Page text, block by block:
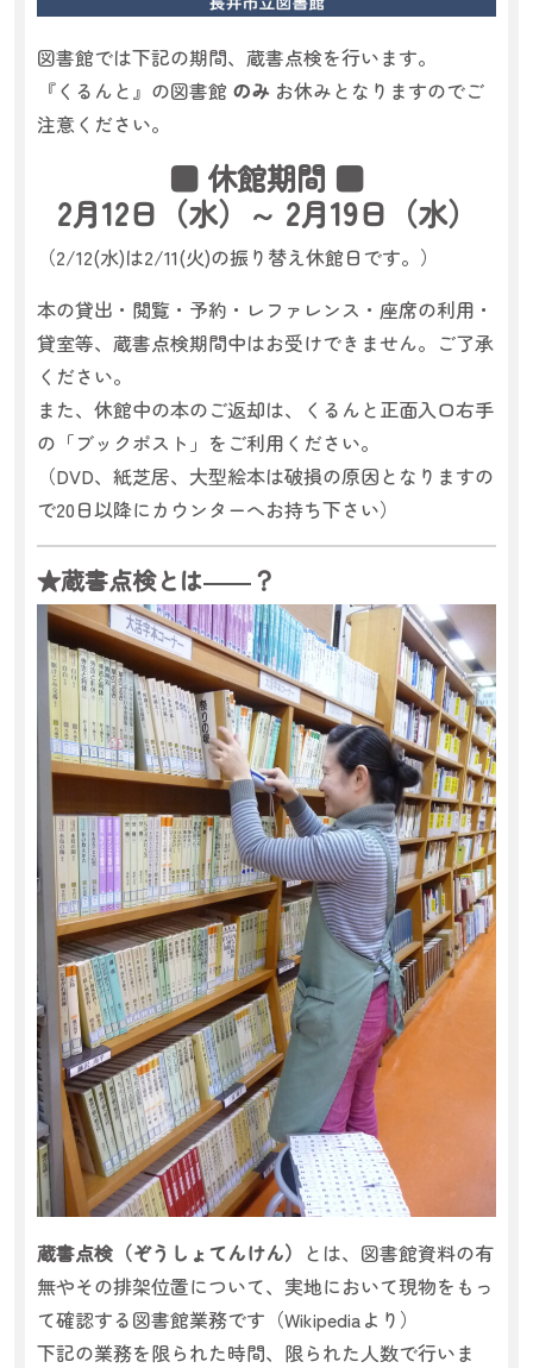
図書館では下記の期間、蔵書点検を行います。
『くるんと』の図書館 のみ お休みとなりますのでご
注意ください。
■ 休館期間 ■
2月12日（水）～ 2月19日（水）
（2/12(水)は2/11(火)の振り替え休館日です。）
本の貸出・閲覧・予約・レファレンス・座席の利用・
貸室等、蔵書点検期間中はお受けできません。ご了承
ください。
また、休館中の本のご返却は、くるんと正面入口右手
の「ブックポスト」をご利用ください。
（DVD、紙芝居、大型絵本は破損の原因となりますの
で20日以降にカウンターへお持ち下さい）
★蔵書点検とは――？
蔵書点検（ぞうしょてんけん） とは、図書館資料の有
無やその排架位置について、実地において現物をもっ
て確認する図書館業務です（Wikipediaより）
下記の業務を限られた時間、限られた人数で行いま